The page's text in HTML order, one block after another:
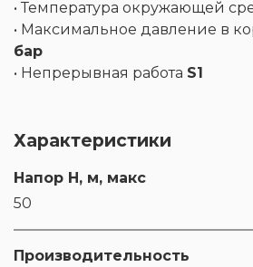
• Температура окружающей
• Максимальное давление в
бар
• Непрерывная работа S1
Характеристики
Напор H, м, макс
50
Производительность